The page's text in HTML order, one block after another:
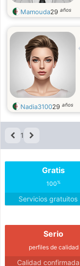
Mamouda29 años
Nadia310029 años
1
Gratis
100%
Servicios gratuitos
Serio
perfiles de calidad
Calidad confirmada